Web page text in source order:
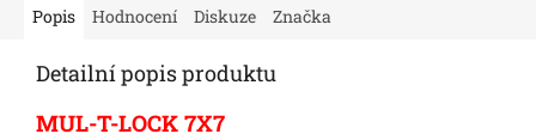
Popis Hodnocení Diskuze Značka
Detailní popis produktu
MUL-T-LOCK 7X7